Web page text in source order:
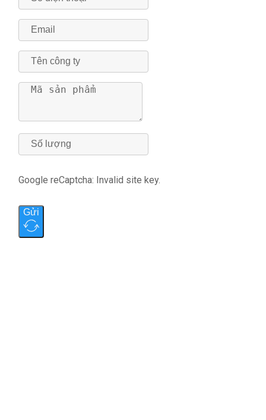
Google reCaptcha: Invalid site key.
Gửi